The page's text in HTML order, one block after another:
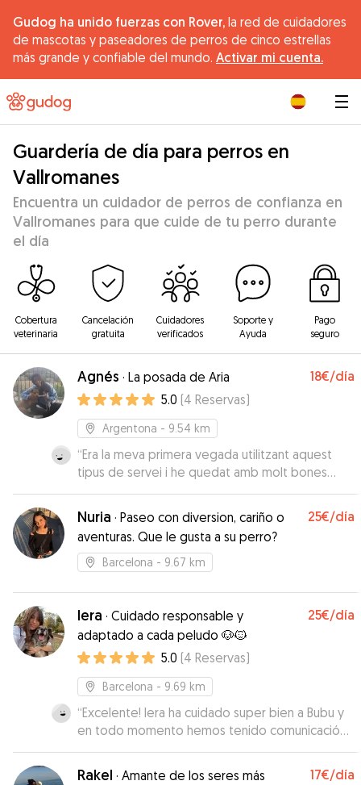
Gudog ha unido fuerzas con Rover, la red de cuidadores
de mascotas y paseadores de perros de cinco estrellas
más grande y confiable del mundo. Activar mi cuenta.
Guardería de día para perros en
Vallromanes
Encuentra un cuidador de perros de confianza en
Vallromanes para que cuide de tu perro durante
el día
Cobertura
veterinaria
Cancelación
gratuita
Cuidadores
verificados
Soporte y
Ayuda
Pago
seguro
Agnés · La posada de Aria 18€/día
5.0 (4 Reservas)
Argentona - 9.54 km
“Era la meva primera vegada utilitzant aquest
tipus de servei i he quedat amb molt bones
sensacions l’obi a tornar encantar i segur que
acabarem repetint, ja que, l’Agnes m’ha semblat
una persona super amable i m’anava enviant
videos i fotos per que veies com s’ho estava
pasant de be l’obi aixi que he quedat encantat
Nuria · Paseo con diversion, cariño o
aventuras. Que le gusta a su perro?
25€/día
Barcelona - 9.67 km
Iera · Cuidado responsable y
adaptado a cada peludo 🐶🐱
25€/día
5.0 (4 Reservas)
Barcelona - 9.69 km
“Excelente! Iera ha cuidado super bien a Bubu y
en todo momento hemos tenido comunicación
con ella. Sin duda, contaremos con ella para
próximas veces.
Rakel · Amante de los seres más
17€/día